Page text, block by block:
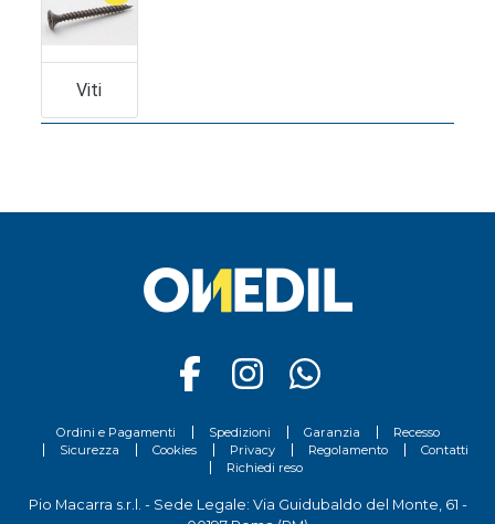
Viti
Ordini e Pagamenti Spedizioni Garanzia
Recesso
Sicurezza
Cookies Privacy Regolamento
Contatti
Richiedi reso
Pio Macarra s.r.l. - Sede Legale: Via Guidubaldo del Monte, 61 -